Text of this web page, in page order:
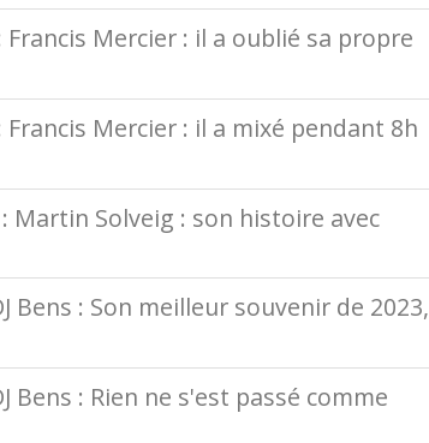
Mercier : il a oublié sa propre
Mercier : il a mixé pendant 8h
Martin Solveig : son histoire avec
Bens : Son meilleur souvenir de 2023,
Bens : Rien ne s'est passé comme